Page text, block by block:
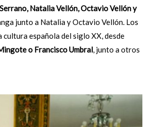
Natalia Vellón, Octavio Vellón y
junto a Natalia y Octavio Vellón. Los
española del siglo XX, desde
o Francisco Umbral, junto a otros